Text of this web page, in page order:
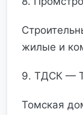
жилые и
9. ТДСК —
Томская